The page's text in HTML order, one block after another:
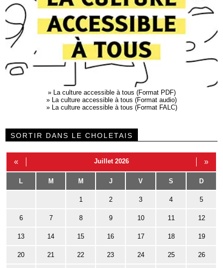
» La culture accessible à tous (Format PDF)
» La culture accessible à tous (Format audio)
» La culture accessible à tous (Format FALC)
SORTIR DANS LE CHOLETAIS
« Juillet 2026 »
L M M J V S D
1 2 3 4 5
6 7 8 9 10 11 12
13 14 15 16 17 18 19
20 21 22 23 24 25 26